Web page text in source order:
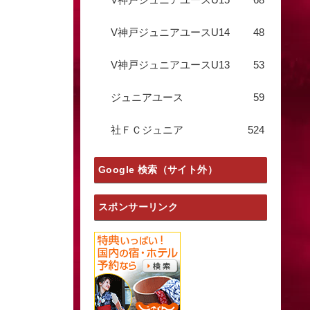
V神戸ジュニアユースU14 48
V神戸ジュニアユースU13 53
ジュニアユース 59
社ＦＣジュニア 524
Google 検索（サイト外）
スポンサーリンク